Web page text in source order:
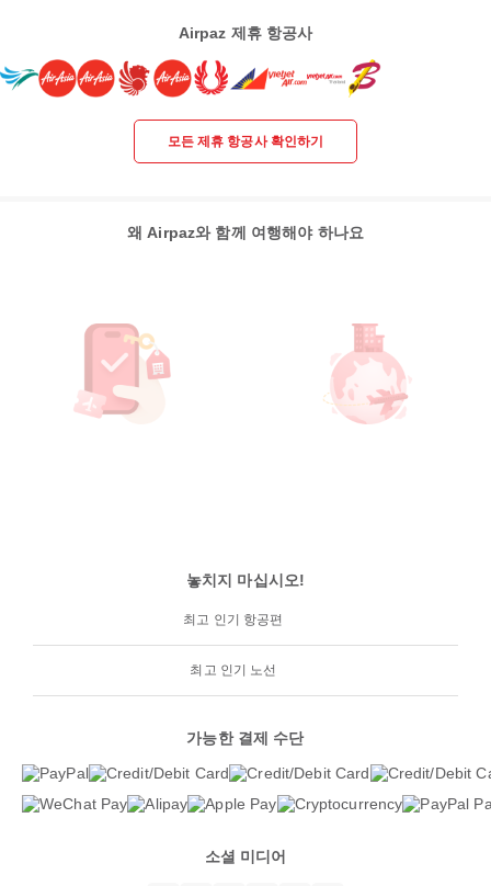
Airpaz 제휴 항공사
모든 제휴 항공사 확인하기
왜 Airpaz와 함께 여행해야 하나요
놓치지 마십시오!
최고 인기 항공편
최고 인기 노선
가능한 결제 수단
소셜 미디어